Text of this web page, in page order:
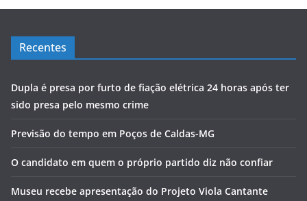
Recentes
Dupla é presa por furto de fiação elétrica 24 horas após ter
sido presa pelo mesmo crime
Previsão do tempo em Poços de Caldas-MG
O candidato em quem o próprio partido diz não confiar
Museu recebe apresentação do Projeto Viola Cantante